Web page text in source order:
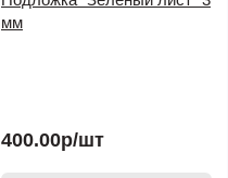
мм
400.00р/шт